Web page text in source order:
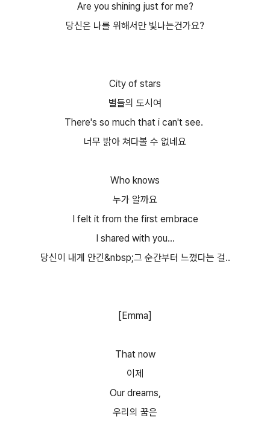
Are you shining just for me?
당신은 나를 위해서만 빛나는건가요?
City of stars
별들의 도시여
There's so much that i can't see.
너무 밝아 쳐다볼 수 없네요
Who knows
누가 알까요
I felt it from the first embrace
I shared with you...
당신이 내게 안긴&nbsp;그 순간부터 느꼈다는 걸..
[Emma]
That now
이제
Our dreams,
우리의 꿈은